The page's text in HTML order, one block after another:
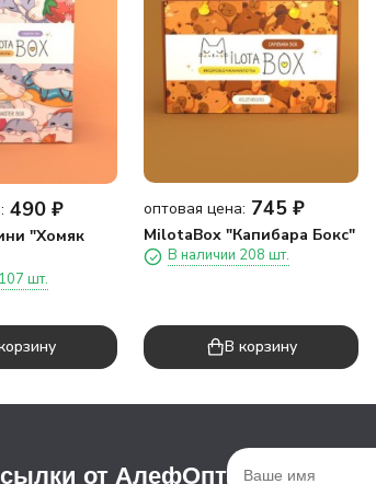
490 ₽
"Хомяк
шт.
оптовая цена: 745 ₽
MilotaBox "Капибара Бокс"
В наличии 208 шт.
В корзину
от АлефОпт